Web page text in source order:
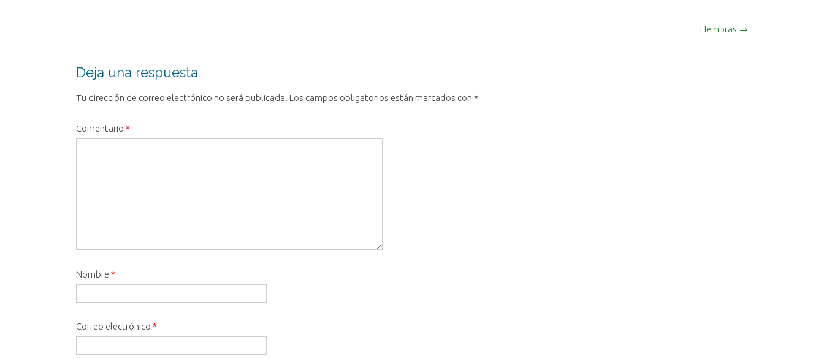
entrada
Hembras →
Deja una respuesta
Tu dirección de correo electrónico no será publicada. Los campos obligatorios están marcados con *
Comentario *
Nombre *
Correo electrónico *